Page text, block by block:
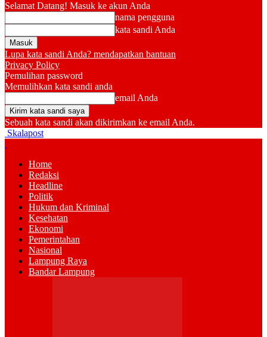
Selamat Datang! Masuk ke akun Anda
nama pengguna
kata sandi Anda
Lupa kata sandi Anda? mendapatkan bantuan
Privacy Policy
Pemulihan password
Memulihkan kata sandi anda
email Anda
Sebuah kata sandi akan dikirimkan ke email Anda.
Skalapost
Home
Redaksi
Headline
Politik
Hukum dan Kriminal
Kesehatan
Ekonomi
Pemerintahan
Nasional
Lampung Raya
Bandar Lampung